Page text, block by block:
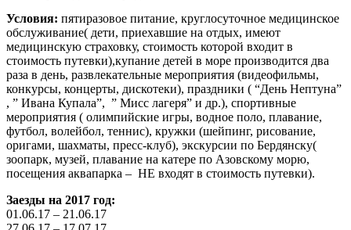
Условия: пятиразовое питание, круглосуточное медицинское
обслуживание( дети, приехавшие на отдых, имеют
медицинскую страховку, стоимость которой входит в
стоимость путевки),купание детей в море производится два
раза в день, развлекательные мероприятия (видеофильмы,
конкурсы, концерты, дискотеки), праздники ( “День Нептуна”
, ” Ивана Купала”, ” Мисс лагеря” и др.), спортивные
мероприятия ( олимпийские игры, водное поло, плавание,
футбол, волейбол, теннис), кружки (шейпинг, рисование,
оригами, шахматы, пресс-клуб), экскурсии по Бердянску(
зоопарк, музей, плавание на катере по Азовскому морю,
посещения аквапарка – НЕ входят в стоимость путевки).
Заезды на 2017 год:
01.06.17 – 21.06.17